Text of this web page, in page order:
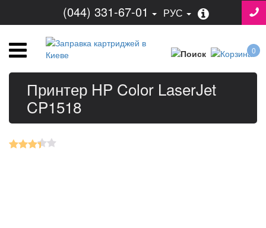
(044) 331-67-01 РУС
0
Принтер HP Color LaserJet
CP1518